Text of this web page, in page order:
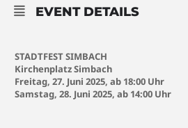
EVENT DETAILS
STADTFEST SIMBACH
Kirchenplatz Simbach
Freitag, 27. Juni 2025, ab 18:00 Uhr
Samstag, 28. Juni 2025, ab 14:00 Uhr